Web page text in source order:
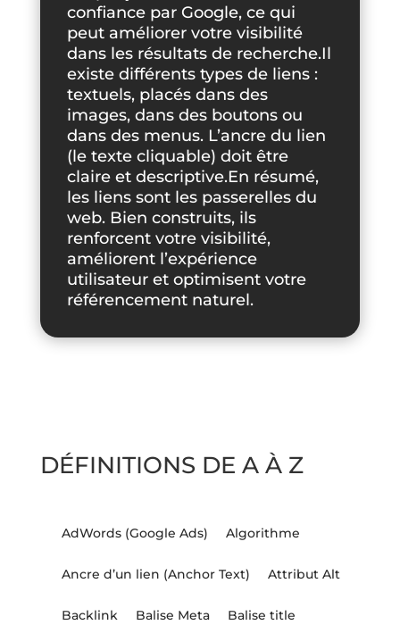
confiance par Google, ce qui
peut améliorer votre visibilité
dans les résultats de recherche.Il
existe différents types de liens :
textuels, placés dans des
images, dans des boutons ou
dans des menus. L’ancre du lien
(le texte cliquable) doit être
claire et descriptive.En résumé,
les liens sont les passerelles du
web. Bien construits, ils
renforcent votre visibilité,
améliorent l’expérience
utilisateur et optimisent votre
référencement naturel.
DÉFINITIONS DE A À Z
AdWords (Google Ads) Algorithme
Ancre d’un lien (Anchor Text) Attribut Alt
Backlink Balise Meta Balise title